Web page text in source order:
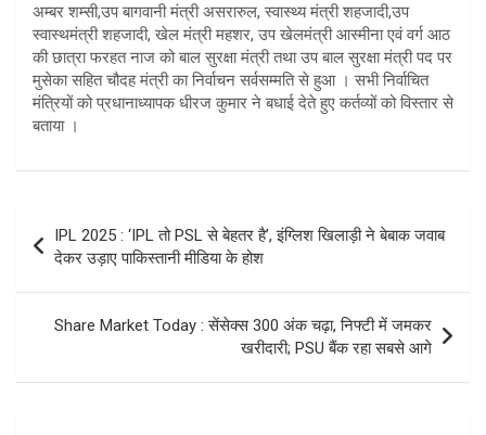
अम्बर शम्सी,उप बागवानी मंत्री असरारुल, स्वास्थ्य मंत्री शहजादी,उप
स्वास्थमंत्री शहजादी, खेल मंत्री महशर, उप खेलमंत्री आस्मीना एवं वर्ग आठ
की छात्रा फरहत नाज को बाल सुरक्षा मंत्री तथा उप बाल सुरक्षा मंत्री पद पर
मुसेका सहित चौदह मंत्री का निर्वाचन सर्वसम्मति से हुआ । सभी निर्वाचित
मंत्रियों को प्रधानाध्यापक धीरज कुमार ने बधाई देते हुए कर्तव्यों को विस्तार से
बताया ।
navigation
IPL 2025 : ‘IPL तो PSL से बेहतर है’, इंग्लिश खिलाड़ी ने बेबाक जवाब
देकर उड़ाए पाकिस्तानी मीडिया के होश
Share Market Today : सेंसेक्स 300 अंक चढ़ा, निफ्टी में जमकर
खरीदारी; PSU बैंक रहा सबसे आगे